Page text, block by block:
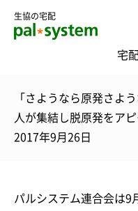
生協の宅配
宅
「さようなら原発さよ
人が集結し脱原発をア
2017年9月26日
パルシステム連合会は9